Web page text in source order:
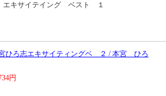
キサイテイング ベスト １
ひろ志エキサイティングベ ２ / 本宮 ひろ
円